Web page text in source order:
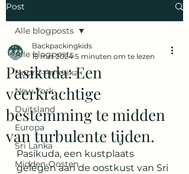
Post
Alle blogposts
Noord-Amerika
New York
Duitsland
Europa
Sri Lanka
Midden-Oosten
Alle blogposts
Pasikuda: Een
veerkrachtige
bestemming te midden
van turbulente tijden.
Backpackingkids
15 mrt 2024 5 minuten om te lezen
Pasikuda, een kustplaats
gelegen aan de oostkust van Sri